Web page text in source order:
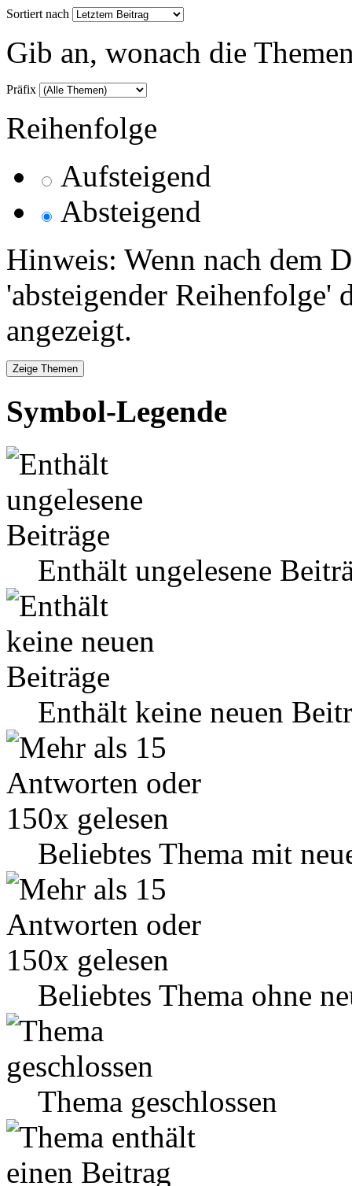
Sortiert nach
Gib an, wonach die
Präfix
Reihenfolge
Aufsteigend
Absteigend
Hinweis: Wenn nach dem
'absteigender Reihenfolge'
angezeigt.
Symbol-Legende
Enthält ungelesene
Enthält keine neuen
Beliebtes Thema mit
Beliebtes Thema ohne
Thema geschlossen